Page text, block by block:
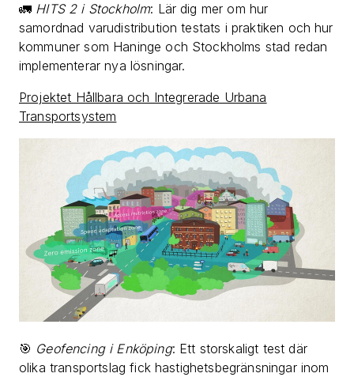
🚛 HITS 2 i Stockholm: Lär dig mer om hur
samordnad varudistribution testats i praktiken och hur
kommuner som Haninge och Stockholms stad redan
implementerar nya lösningar.
Projektet Hållbara och Integrerade Urbana
Transportsystem
🎯 Geofencing i Enköping: Ett storskaligt test där
olika transportslag fick hastighetsbegränsningar inom